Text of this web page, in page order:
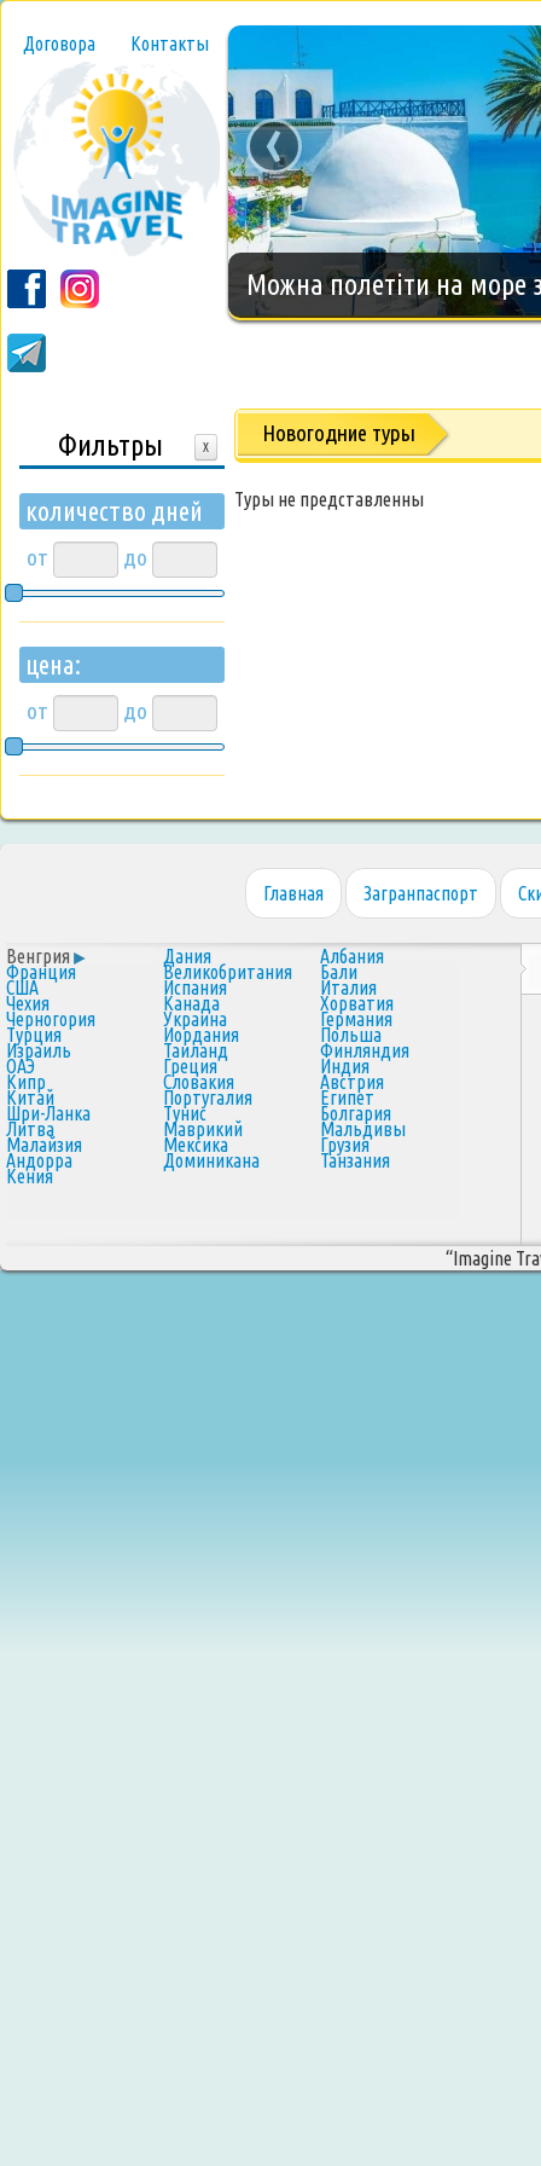
Договора Контакты
Новогодний тур на
‹
Фильтры X
количество дней
от до
цена:
от до
Новогодние туры
Туры не представленны
Главная Загранпаспорт
Венгрия Дания Албания
Франция Великобритания Бали
США Испания Италия
Чехия Канада Хорватия
Черногория Украина Германия
Турция Иордания Польша
Израиль Таиланд Финляндия
ОАЭ Греция Индия
Кипр Словакия Австрия
Китай Португалия Египет
Шри-Ланка Тунис Болгария
Литва Маврикий Мальдивы
Малайзия Мексика Грузия
Андорра Доминикана Танзания
Кения
“Imagine